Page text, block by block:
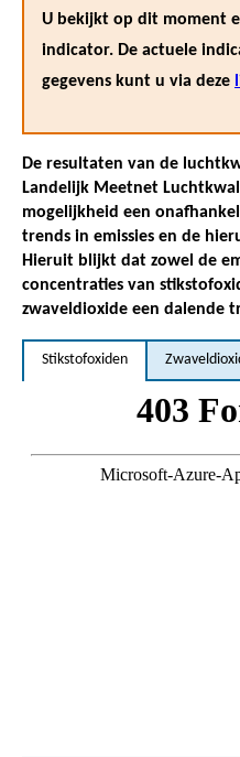
U bekijkt op dit moment
indicator. De actuele
gegevens kunt u via deze
De resultaten van de
Landelijk Meetnet
mogelijkheid een
trends in emissies en de
Hieruit blijkt dat zowel de
concentraties van
zwaveldioxide een dalende
Stikstofoxiden